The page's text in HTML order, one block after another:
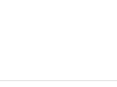
の 1 つの信頼できるログイ